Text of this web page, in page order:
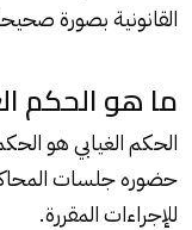
القانونية بصورة
ما هو الحكم
الحكم الغيابي هو
حضوره جلسات
للإجراءات المقررة.